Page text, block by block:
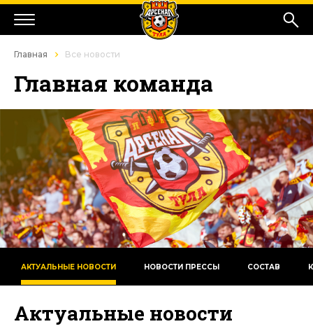
Главная Все новости
Главная команда
АКТУАЛЬНЫЕ НОВОСТИ НОВОСТИ ПРЕССЫ СОСТАВ
Актуальные новости